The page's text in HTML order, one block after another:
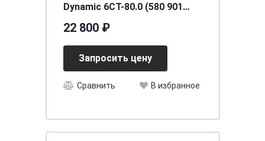
Dynamic 6CT-80.0 (580 901
22 800 ₽
Запросить цену
Сравнить В избранное